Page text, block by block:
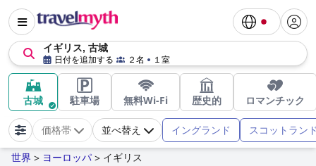
イギリス, 古城
日付を追加する ２名 １室
古城 駐車場 無料Wi-Fi 歴史的 ロマンチック
価格帯 並べ替え イングランド スコットラン
世界 > ヨーロッパ > イギリス